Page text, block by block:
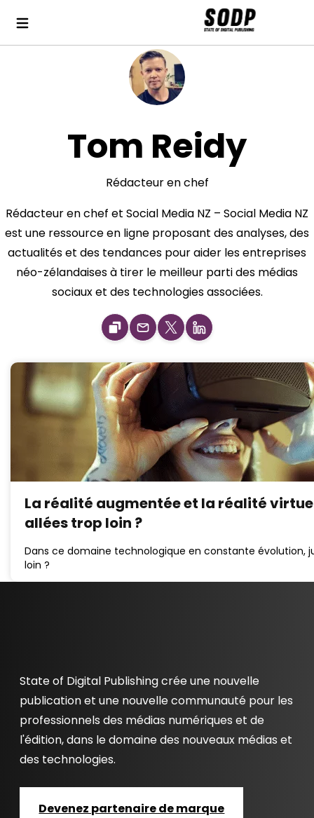
Tom Reidy
Rédacteur en chef
Rédacteur en chef et Social Media NZ – Social Media NZ
est une ressource en ligne proposant des analyses, des
actualités et des tendances pour aider les entreprises
néo-zélandaises à tirer le meilleur parti des médias
sociaux et des technologies associées.
La réalité augmentée et la réalité
allées trop loin ?
Dans ce domaine technologique en constante évolution,
loin ?
State of Digital Publishing crée une nouvelle
publication et une nouvelle communauté pour les
professionnels des médias numériques et de
l'édition, dans le domaine des nouveaux médias et
des technologies.
Devenez partenaire de marque